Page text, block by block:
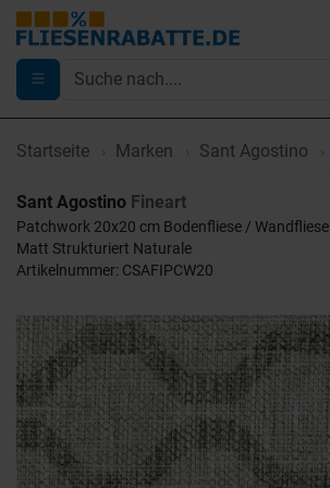
Startseite Marken Sant Agostino
Sant Agostino Fineart
Patchwork 20x20 cm Bodenfliese / Wandfliese
Matt Strukturiert Naturale
Artikelnummer: CSAFIPCW20